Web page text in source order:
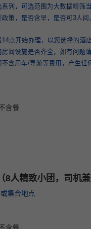
系列，可选范围为大数据精筛
政策，是否含早，是否可3人
点开始办理，以您选择的
间设施是否齐全，如有问题
含用车/导游等费用，产生任
含餐
8人精致小团，司机
集合地点